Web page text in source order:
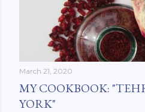
March 21, 2020
MY COOKBOOK:
YORK"